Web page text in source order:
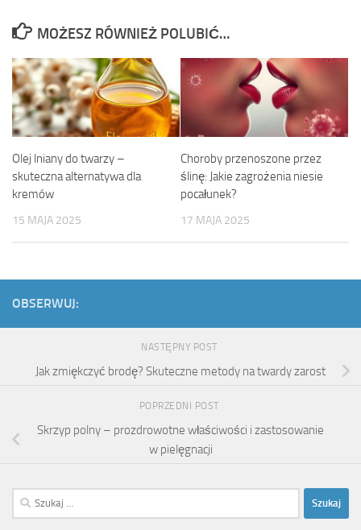
MOŻESZ RÓWNIEŻ POLUBIĆ…
Olej lniany do twarzy –
skuteczna alternatywa dla
kremów
15 MAJA 2025
Choroby przenoszone przez
ślinę: Jakie zagrożenia niesie
pocałunek?
17 MAJA 2025
OBSERWUJ:
NASTĘPNY POST
Jak zmiękczyć brodę? Skuteczne metody na twardy zarost
POPRZEDNI POST
Skrzyp polny – prozdrowotne właściwości i zastosowanie
w pielęgnacji
Szukaj: